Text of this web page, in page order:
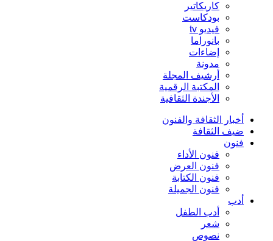
كاريكاتير
بودكاست
فيديو tv
بانوراما
إضاءات
مدونة
أرشيف المجلة
المكتبة الرقمية
الأجندة الثقافية
أخبار الثقافة والفنون
ضيف الثقافة
فنون
فنون الأداء
فنون العرض
فنون الكتابة
فنون الجميلة
أدب
أدب الطفل
شعر
نصوص